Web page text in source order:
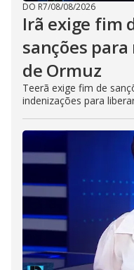
DO R7/08/08/2026
Irã exige fim
sanções
de Ormuz
Teerã exige fim de
indenizações para